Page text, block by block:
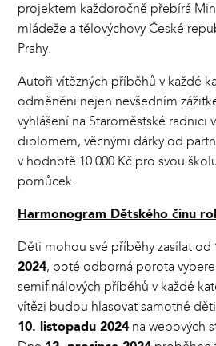
projektem každoročně přebírá
mládeže a tělovýchovy České
Prahy.
Autoři vítězných příběhů v každé
odměněni nejen nevšedním
vyhlášení na Staroměstské radnici
diplomem, věcnými dárky od
v hodnotě 10 000 Kč pro svou
pomůcek.
Harmonogram Dětského činu
Děti mohou své příběhy zasílat od
2024, poté odborná porota
semifinálových příběhů v každé
vítězi budou hlasovat samotné děti
10. listopadu 2024 na webových